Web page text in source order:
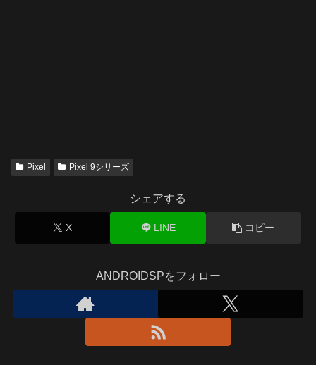
Pixel Pixel 9シリーズ
シェアする
X LINE コピー
ANDROIDSPをフォロー